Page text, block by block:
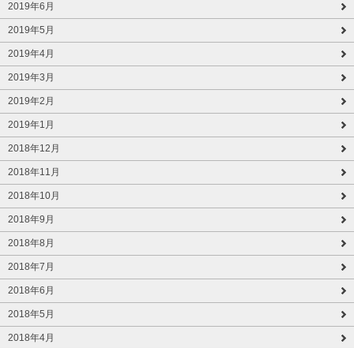
2019年6月
2019年5月
2019年4月
2019年3月
2019年2月
2019年1月
2018年12月
2018年11月
2018年10月
2018年9月
2018年8月
2018年7月
2018年6月
2018年5月
2018年4月